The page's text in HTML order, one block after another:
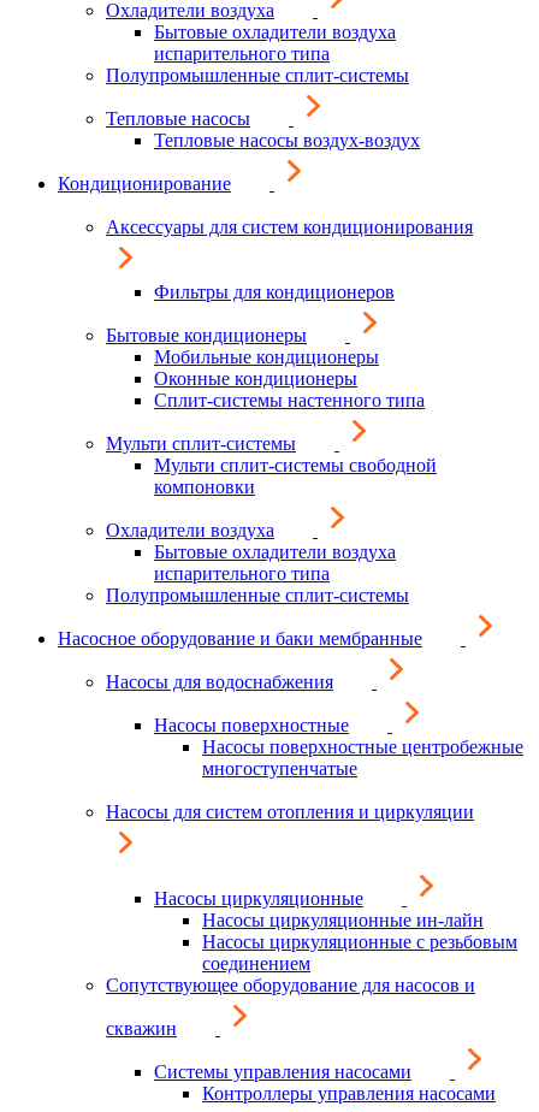
Охладители воздуха
Бытовые охладители воздуха
испарительного типа
Полупромышленные сплит-системы
Тепловые насосы
Тепловые насосы воздух-воздух
Кондиционирование
Аксессуары для систем кондиционирования
Фильтры для кондиционеров
Бытовые кондиционеры
Мобильные кондиционеры
Оконные кондиционеры
Сплит-системы настенного типа
Мульти сплит-системы
Мульти сплит-системы свободной
компоновки
Охладители воздуха
Бытовые охладители воздуха
испарительного типа
Полупромышленные сплит-системы
Насосное оборудование и баки мембранные
Насосы для водоснабжения
Насосы поверхностные
Насосы поверхностные центробежные
многоступенчатые
Насосы для систем отопления и циркуляции
Насосы циркуляционные
Насосы циркуляционные ин-лайн
Насосы циркуляционные с резьбовым
соединением
Сопутствующее оборудование для насосов и
скважин
Системы управления насосами
Контроллеры управления насосами